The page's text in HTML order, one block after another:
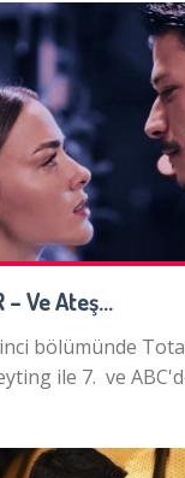
– Ve Ateş…
bölümünde
ile 7. ve